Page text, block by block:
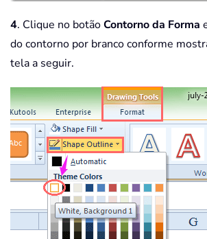
4. Clique no botãoContorno da Forma
do contorno por branco conforme
tela a seguir.